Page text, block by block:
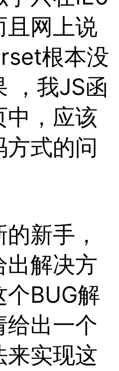
且网上说
根本没
，我JS函
中，应该
式的问
新手，
出解决方
个BUG解
给出一个
来实现这